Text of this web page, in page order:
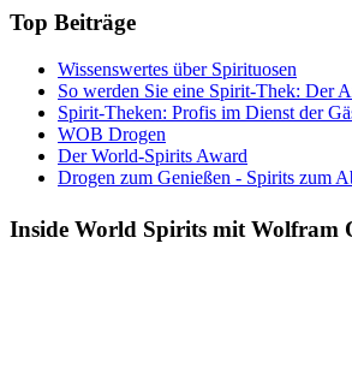
Top Beiträge
Wissenswertes über Spirituosen
So werden Sie eine Spirit-Thek: Der
Spirit-Theken: Profis im Dienst der
WOB Drogen
Der World-Spirits Award
Drogen zum Genießen - Spirits zum
Inside World Spirits mit Wolfram